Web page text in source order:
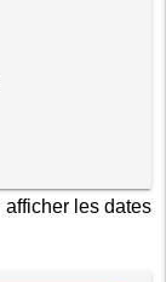
afficher les dates